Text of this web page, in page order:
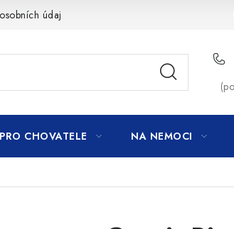
údajů
PRO CHOVATELE NA NEMOCI